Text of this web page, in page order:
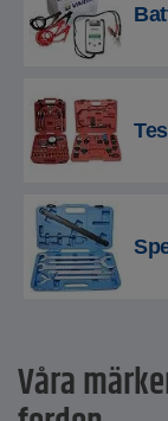
Våra